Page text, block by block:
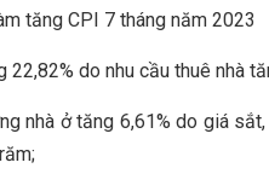
tăng CPI 7 tháng năm 2023
22,82% do nhu cầu thuê nhà
nhà ở tăng 6,61% do giá